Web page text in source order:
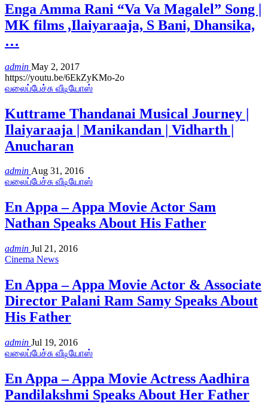
Enga Amma Rani “Va Va Magalel” Song |
MK films ,Ilaiyaraaja, S Bani, Dhansika,
…
admin May 2, 2017
https://youtu.be/6EkZyKMo-2o
வலைப்பேச்சு வீடியோஸ்
Kuttrame Thandanai Musical Journey |
Ilaiyaraaja | Manikandan | Vidharth |
Anucharan
admin Aug 31, 2016
வலைப்பேச்சு வீடியோஸ்
En Appa – Appa Movie Actor Sam
Nathan Speaks About His Father
admin Jul 21, 2016
Cinema News
En Appa – Appa Movie Actor & Associate
Director Palani Ram Samy Speaks About
His Father
admin Jul 19, 2016
வலைப்பேச்சு வீடியோஸ்
En Appa – Appa Movie Actress Aadhira
Pandilakshmi Speaks About Her Father